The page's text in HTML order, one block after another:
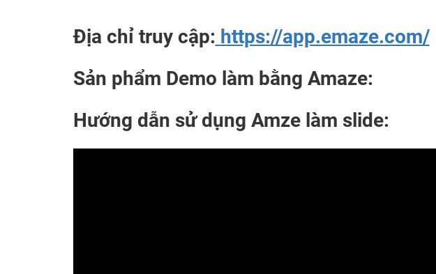
slide
thời
Địa chỉ truy cập: https://app.emaze.com/
Sản phẩm Demo làm bằng Amaze:
Hướng dẫn sử dụng Amze làm slide: